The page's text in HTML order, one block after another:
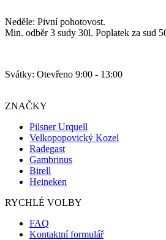
Neděle: Pivní pohotovost.
Min. odběr 3 sudy 30l. Poplatek za sud
Svátky: Otevřeno 9:00 - 13:00
ZNAČKY
Pilsner Urquell
Velkopopovický Kozel
Radegast
Gambrinus
Birell
Heineken
RYCHLÉ VOLBY
FAQ
Kontaktní formulář